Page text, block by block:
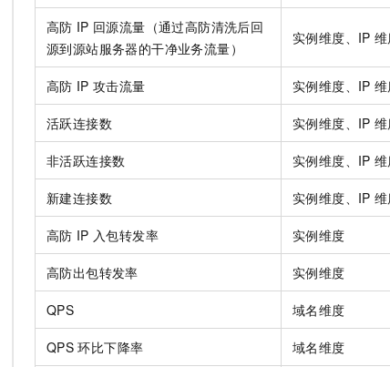
高防 IP 回源流量（通过高防清洗后回
源到源站服务器的干净业务流量）
实例维度、IP
高防 IP 攻击流量 实例维度、IP
活跃连接数 实例维度、IP
非活跃连接数 实例维度、IP
新建连接数 实例维度、IP
高防 IP 入包转发率 实例维度
高防出包转发率 实例维度
QPS 域名维度
QPS 环比下降率 域名维度